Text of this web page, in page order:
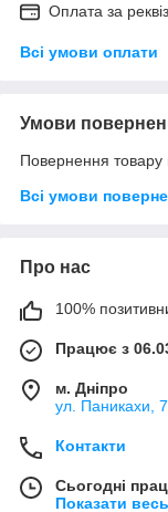
Оплата за
Всі умови оплати
Умови
Повернення товару
Всі умови
Про нас
100%
Працює з
м. Дніпро
ул. Паникахи,
Контакти
Сьогодні
Показати